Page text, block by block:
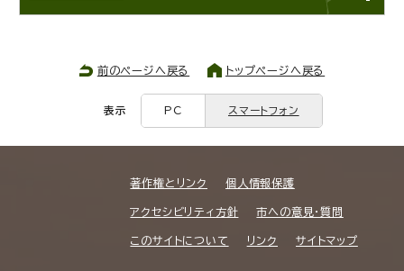
前のページへ戻る トップページへ戻る
表示 PC スマートフォン
著作権とリンク 個人情報保護
アクセシビリティ方針 市への意見・質問
このサイトについて リンク サイトマップ